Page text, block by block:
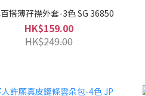
搭薄孖襟外套-3色 SG 36850
HK$159.00
HK$249.00